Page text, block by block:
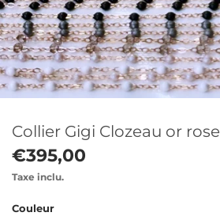
Collier Gigi Clozeau or rose
€395,00
Taxe inclu.
Couleur